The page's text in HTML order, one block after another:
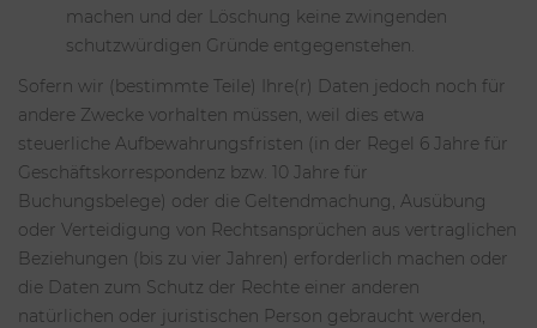
machen und der Löschung keine zwingenden
schutzwürdigen Gründe entgegenstehen.
Sofern wir (bestimmte Teile) Ihre(r) Daten jedoch noch für
andere Zwecke vorhalten müssen, weil dies etwa
steuerliche Aufbewahrungsfristen (in der Regel 6 Jahre für
Geschäftskorrespondenz bzw. 10 Jahre für
Buchungsbelege) oder die Geltendmachung, Ausübung
oder Verteidigung von Rechtsansprüchen aus vertraglichen
Beziehungen (bis zu vier Jahren) erforderlich machen oder
die Daten zum Schutz der Rechte einer anderen
natürlichen oder juristischen Person gebraucht werden,